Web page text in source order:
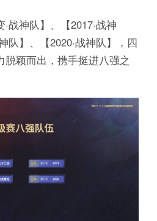
神队】、【2017·战神
队】、【2020·战神队】，四
脱颖而出，携手挺进八强之